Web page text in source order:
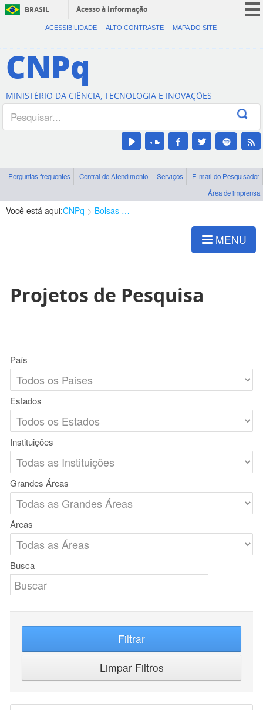
BRASIL
Acesso à informação
CORONAVÍRUS (COVID-19)
Canais
ACESSIBILIDADE ALTO CONTRASTE MAPA DO SITE
CNPq
MINISTÉRIO DA CIÊNCIA, TECNOLOGIA E INOVAÇÕES
Perguntas frequentes Central de Atendimento Serviços
E-mail do Pesquisador
Área de imprensa
Você está aqui:CNPq Bolsas e Auxílios Vigentes
MENU
Projetos de Pesquisa
País
Estados
Instituições
Grandes Áreas
Áreas
Busca
Filtrar
Limpar Filtros